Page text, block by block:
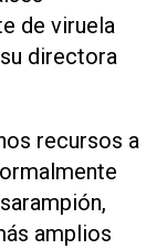
de viruela
directora
recursos a
amplios